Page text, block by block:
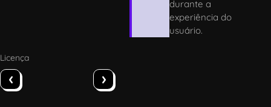
durante a
experiência do
usuário.
Licença
‹ ›